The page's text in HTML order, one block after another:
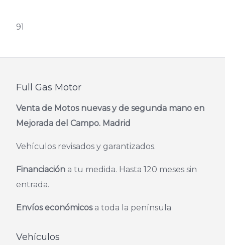
91
Full Gas Motor
Venta de Motos nuevas y de segunda mano en
Mejorada del Campo. Madrid
Vehículos revisados y garantizados.
Financiación a tu medida. Hasta 120 meses sin
entrada.
Envíos económicosa toda la península
Vehículos